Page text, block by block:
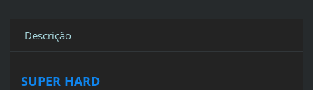
Descrição
SUPER HARD